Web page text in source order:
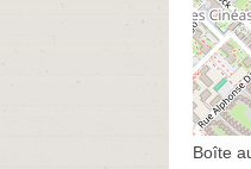
Boîte